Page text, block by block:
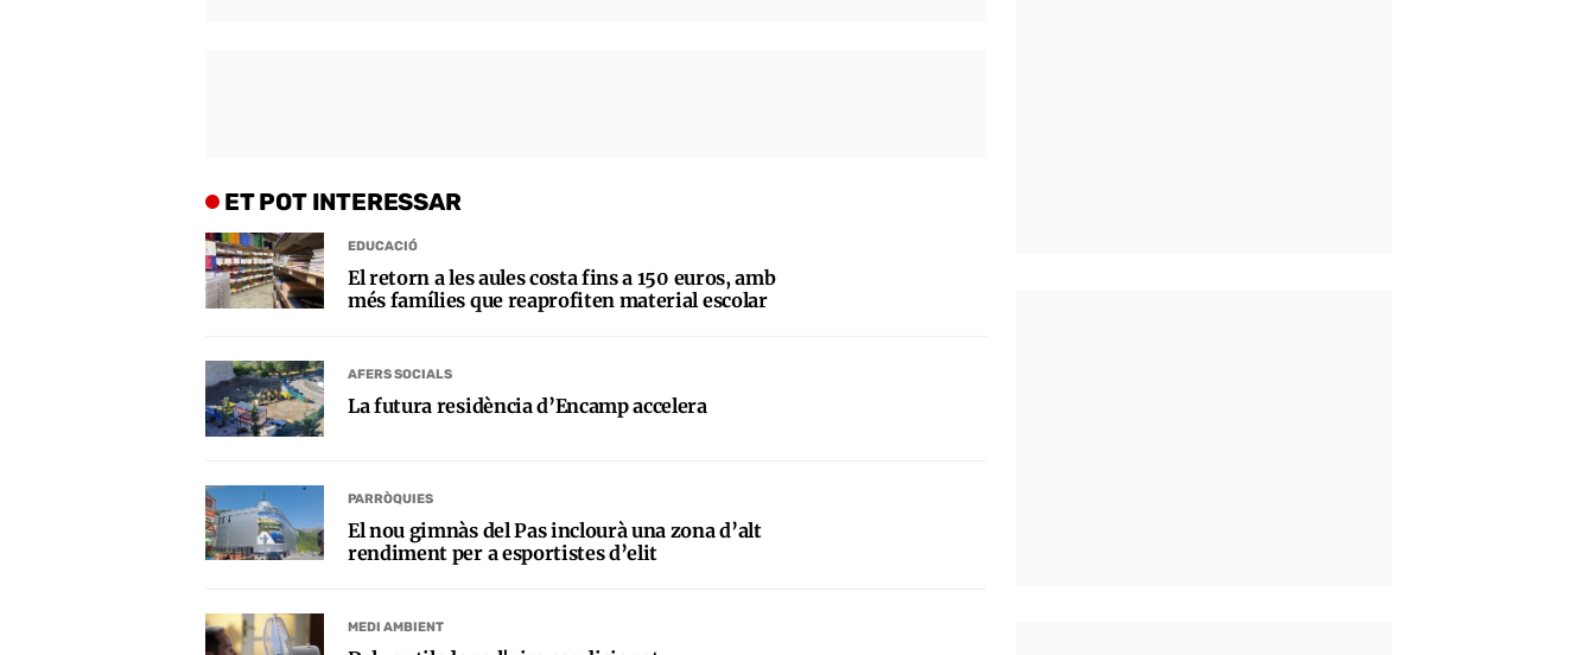
ET POT INTERESSAR
EDUCACIÓ
El retorn a les aules costa fins a 150 euros, amb
més famílies que reaprofiten material escolar
AFERS SOCIALS
La futura residència d’Encamp accelera
PARRÒQUIES
El nou gimnàs del Pas inclourà una zona d’alt
rendiment per a esportistes d’elit
MEDI AMBIENT